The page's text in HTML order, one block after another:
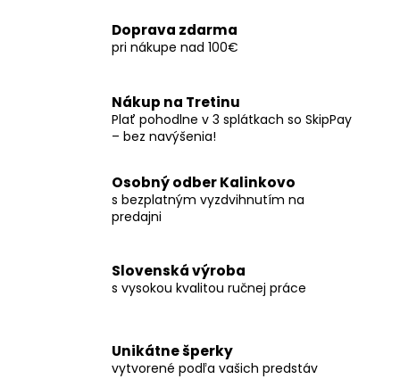
Doprava zdarma
pri nákupe nad 100€
Nákup na Tretinu
Plať pohodlne v 3 splátkach so SkipPay
– bez navýšenia!
Osobný odber Kalinkovo
s bezplatným vyzdvihnutím na
predajni
Slovenská výroba
s vysokou kvalitou ručnej práce
Unikátne šperky
vytvorené podľa vašich predstáv